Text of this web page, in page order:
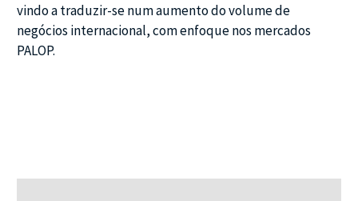
vindo a traduzir-se num aumento do volume de
negócios internacional, com enfoque nos mercados
PALOP.